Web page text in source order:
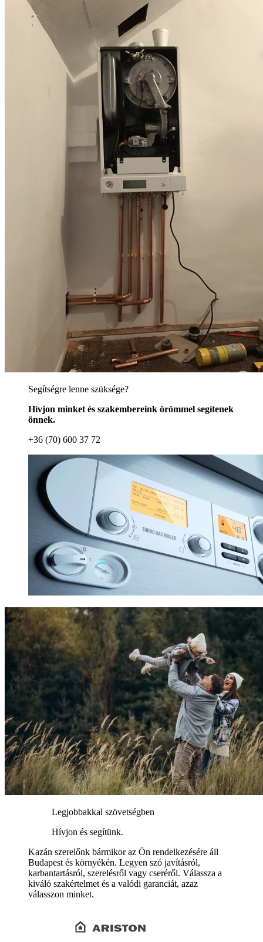
Segítségre lenne szüksége?
Hívjon minket és szakembereink örömmel segítenek
önnek.
+36 (70) 600 37 72
Legjobbakkal szövetségben
Hívjon és segítünk.
Kazán szerelőnk bármikor az Ön rendelkezésére áll
Budapest és környékén. Legyen szó javításról,
karbantartásról, szerelésről vagy cseréről. Válassza a
kiváló szakértelmet és a valódi garanciát, azaz
válasszon minket.